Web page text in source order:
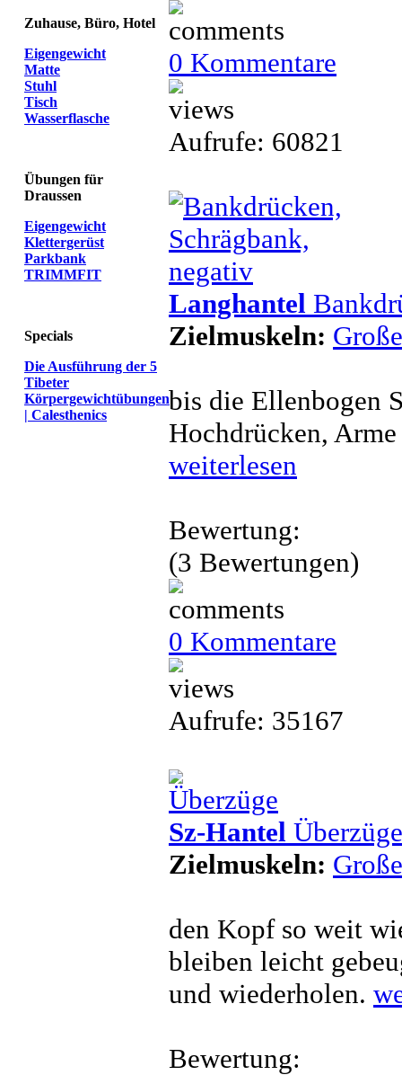
Zuhause, Büro, Hotel
Eigengewicht
Matte
Stuhl
Tisch
Wasserflasche
Übungen für
Draussen
Eigengewicht
Klettergerüst
Parkbank
TRIMMFIT
Specials
Die Ausführung der 5
Tibeter
Körpergewichtübungen
| Calesthenics
0 Kommentare
Aufrufe: 60821
Langhantel
Zielmuskeln:
bis die Ellenbogen
Hochdrücken,
weiterlesen
Bewertung:
(3 Bewertungen)
0 Kommentare
Aufrufe: 35167
Sz-Hantel Überzüge
Zielmuskeln:
den Kopf so weit
bleiben leicht
und wiederholen.
Bewertung: